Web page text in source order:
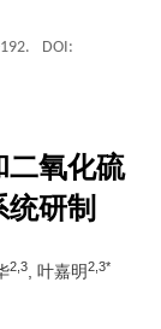
DOI:
二氧化硫
研制
2,3 , 叶嘉明2,3*